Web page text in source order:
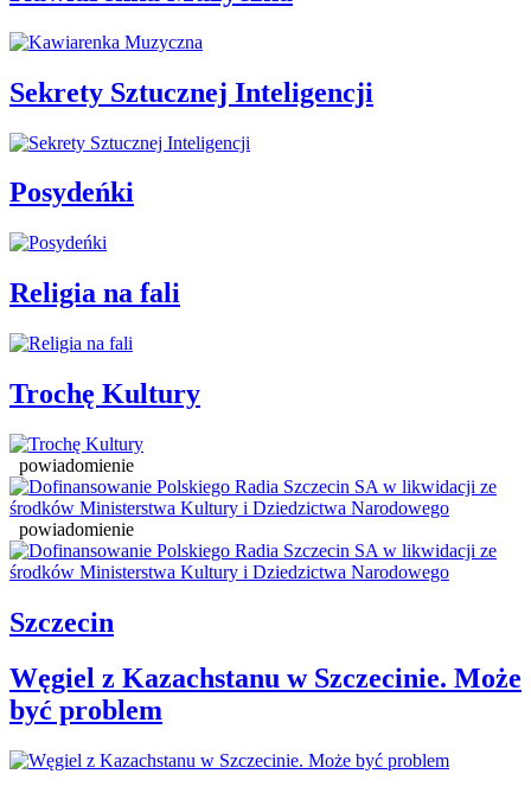
Sekrety Sztucznej Inteligencji
Posydeńki
Religia na fali
Trochę Kultury
powiadomienie
powiadomienie
Szczecin
Węgiel z Kazachstanu w Szczecinie. Może
być problem